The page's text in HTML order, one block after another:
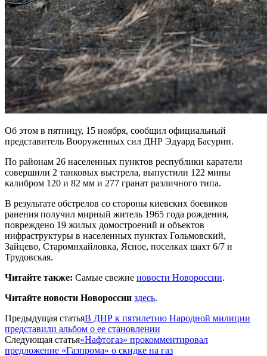
Об этом в пятницу, 15 ноября, сообщил официальный
представитель Вооруженных сил ДНР Эдуард Басурин.
По районам 26 населенных пунктов республики каратели
совершили 2 танковых выстрела, выпустили 122 мины
калибром 120 и 82 мм и 277 гранат различного типа.
В результате обстрелов со стороны киевских боевиков
ранения получил мирный житель 1965 года рождения,
повреждено 19 жилых домостроений и объектов
инфраструктуры в населенных пунктах Гольмовский,
Зайцево, Старомихайловка, Ясное, поселках шахт 6/7 и
Трудовская.
Читайте также: Самые свежие новости Новороссии.
Читайте новости Новороссии здесь.
Предыдущая статьяВ ДНР к пятилетию Народной милиции
представили альбом о ее становлении
Следующая статья«Нафтогаз» прокомментировал
предложение «Газпрома» о скидке на газ